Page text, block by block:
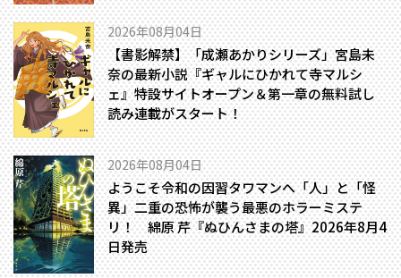
2026年08月04日
【書影解禁】「成瀬あかりシリーズ」宮島未
奈の最新小説『ギャルにひかれて寺マルシ
ェ』特設サイトオープン＆第一章の無料試し
読み連載がスタート！
2026年08月04日
ようこそ令和の因習タワマンへ――「人」と「怪
異」二重の恐怖が襲う最悪のホラーミステ
リ！ 綿原 芹『ぬひんさまの塔』2026年8月4
日発売